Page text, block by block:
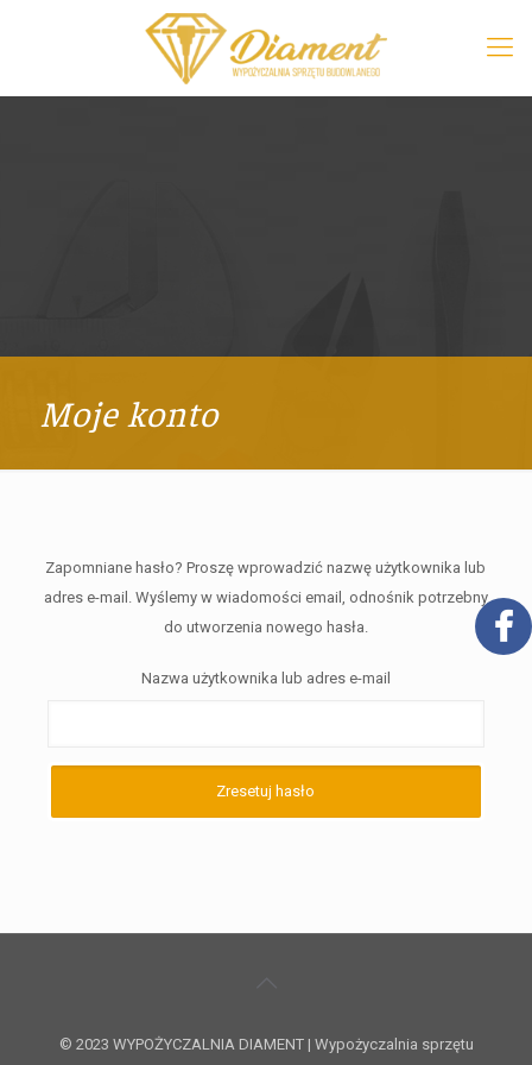
Moje konto
Zapomniane hasło? Proszę wprowadzić nazwę użytkownika lub
adres e-mail. Wyślemy w wiadomości email, odnośnik potrzebny
do utworzenia nowego hasła.
Nazwa użytkownika lub adres e-mail
Zresetuj hasło
© 2023 WYPOŻYCZALNIA DIAMENT | Wypożyczalnia sprzętu